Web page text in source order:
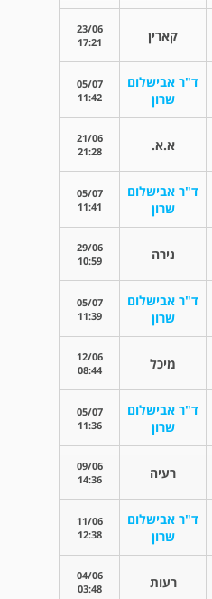
קארין
23/06
17:21
ד"ר אבישלום
שרון
05/07
11:42
א.א.
21/06
21:28
ד"ר אבישלום
שרון
05/07
11:41
נירה
29/06
10:59
ד"ר אבישלום
שרון
05/07
11:39
מיכל
12/06
08:44
ד"ר אבישלום
שרון
05/07
11:36
רעיה
09/06
14:36
ד"ר אבישלום
שרון
11/06
12:38
רעות
04/06
03:48